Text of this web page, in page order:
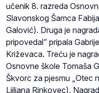
učenik 8. razreda
Slavonskog Šamca
Galović). Druga je
pripovedal” pripala
Križevaca. Treću je
Osnovne škole Tomaša
Škvorc za pjesmu „Otec
Ljiljana Rinkovec).